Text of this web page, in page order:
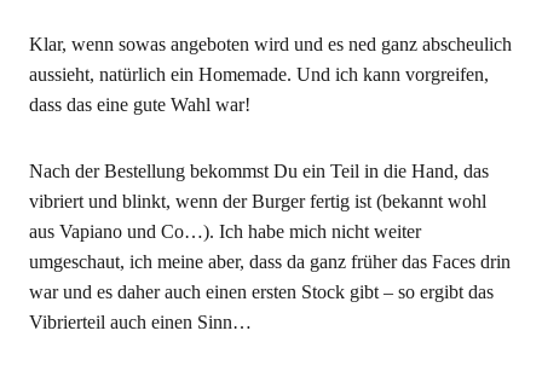
Klar, wenn sowas angeboten wird und es ned ganz abscheulich
aussieht, natürlich ein Homemade. Und ich kann vorgreifen,
dass das eine gute Wahl war!
Nach der Bestellung bekommst Du ein Teil in die Hand, das
vibriert und blinkt, wenn der Burger fertig ist (bekannt wohl
aus Vapiano und Co…). Ich habe mich nicht weiter
umgeschaut, ich meine aber, dass da ganz früher das Faces drin
war und es daher auch einen ersten Stock gibt – so ergibt das
Vibrierteil auch einen Sinn…